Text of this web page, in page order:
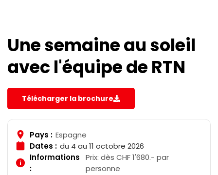
Une semaine au soleil
avec l'équipe de RTN
Télécharger la brochure
Pays : Espagne
Dates : du 4 au 11 octobre 2026
Informations
:
Prix: dès CHF 1'680.- par
personne